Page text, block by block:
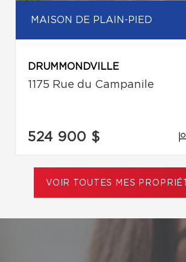
MAISON DE PLAIN-PIED
DRUMMONDVILLE
1175 Rue du Campanile
524 900 $
VOIR TOUTES MES